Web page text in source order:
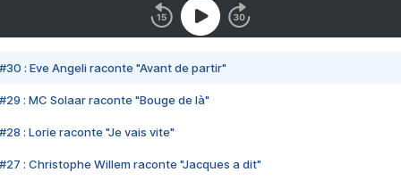
#30 : Eve Angeli raconte "Avant de partir"
#29 : MC Solaar raconte "Bouge de là"
#28 : Lorie raconte "Je vais vite"
#27 : Christophe Willem raconte "Jacques a dit"